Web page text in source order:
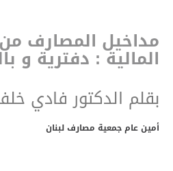
مداخيل المصارف
المالية : دفترية و
بقلم الدكتور فادي
أمين عام جمعية مصارف لبنان